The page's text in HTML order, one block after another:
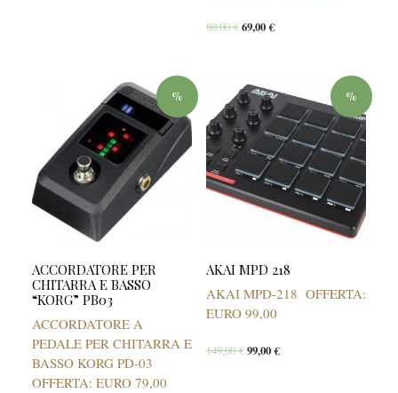
80,00€69,00€
%
ACCORDATORE PER
CHITARRA E BASSO
“KORG” PB03
ACCORDATORE A
PEDALE PER CHITARRA E
BASSO KORG PD-03
OFFERTA: EURO 79,00
%
AKAI MPD 218
AKAI MPD-218 OFFERTA:
EURO 99,00
149,00€99,00€